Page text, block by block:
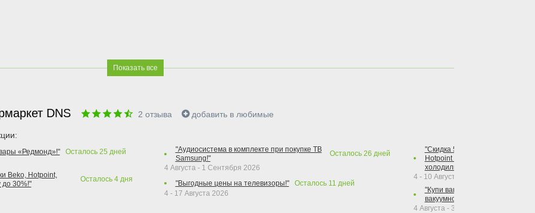
Показать все
DNS 2 отзыва добавить в любимые
«Редмонд»!" Осталось 25 дней
Beko, Hotpoint,
до 30%!"
Осталось 4дня
"Аудиосистема в комплекте при покупке ТВ
Samsung!"
Осталось 26 дней
4 Августа - 1 Сентября 2026
"Выгодные цены на телевизоры!"
Осталось 11 дней
4 - 17 Августа 2026
"Скидка 50% на варочную
Hotpoint при покупке духового
холодильника Hotpoint!"
4 - 10 Августа 2026
"Купи вакуумный упаковщик +
вакуумного упаковщика =
4 Августа - 30 Сентября 2026